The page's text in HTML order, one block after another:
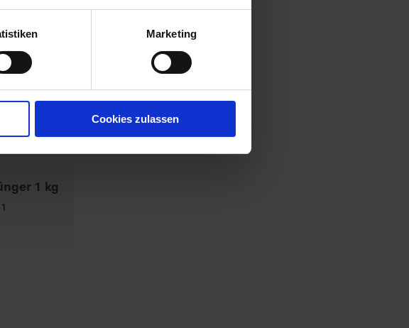
Marketing
Cookies zulassen
1 kg